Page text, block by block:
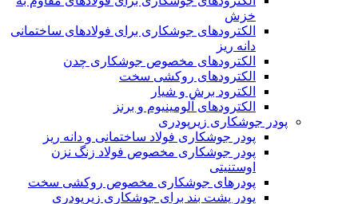
خزش
الکترودهای جوشکاری برای فولادهای ساختمانی
دانه ریز
الکترودهای مخصوص جوشکاری چدن
الکترودهای روکشی سخت
الکترود برش و شیار
الکترودهای آلومینیوم و برنز
پودر جوشکاری زیرپودری
پودر جوشکاری فولاد ساختمانی و دانه ریز
پودر جوشکاری مخصوص فولاد زنگ نزن
اوستنیتی
پودرهای جوشکاری مخصوص روکشی سخت
پودر پشت بند برای جوشکاری زیرپودری